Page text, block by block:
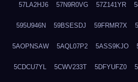
57LA2HJ6 57N9R0VG 57Z141YR
595U946N 59BSESDJ 59FRMR7X
5AOPNSAW 5AQL07P2 5ASS9KJO
5CDCU7YL 5CWV233T 5DFYUFZ0